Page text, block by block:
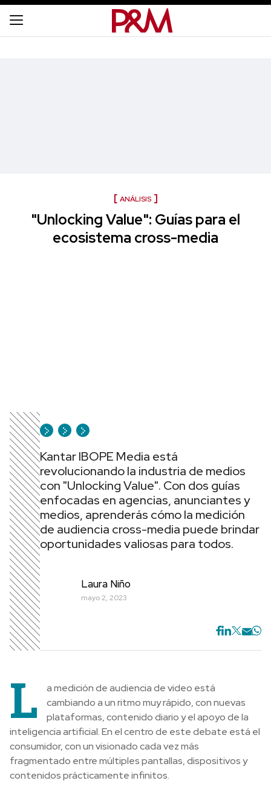
ANÁLISIS
"Unlocking Value": Guías para el
ecosistema cross-media
Kantar IBOPE Media está
revolucionando la industria de medios
con "Unlocking Value". Con dos guías
enfocadas en agencias, anunciantes y
medios, aprenderás cómo la medición
de audiencia cross-media puede brindar
oportunidades valiosas para todos.
Laura Niño
mayo 2, 2023
L
a medición de audiencia de video está
cambiando a un ritmo muy rápido, con nuevas
plataformas, contenido diario y el apoyo de la
inteligencia artificial. En el centro de este debate está el
consumidor, con un visionado cada vez más
fragmentado entre múltiples pantallas, dispositivos y
contenidos prácticamente infinitos.